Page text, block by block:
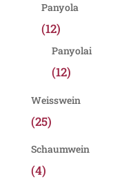
Panyola
(12)
Panyolai
(12)
Weisswein
(25)
Schaumwein
(4)